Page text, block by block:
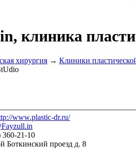
клиника
хирургия → Клиники
www.plastic-dr.ru/
360-21-10
Боткинский проезд д. 8